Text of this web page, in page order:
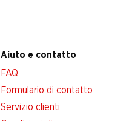
Aiuto e contatto
FAQ
Formulario di contatto
Servizio clienti